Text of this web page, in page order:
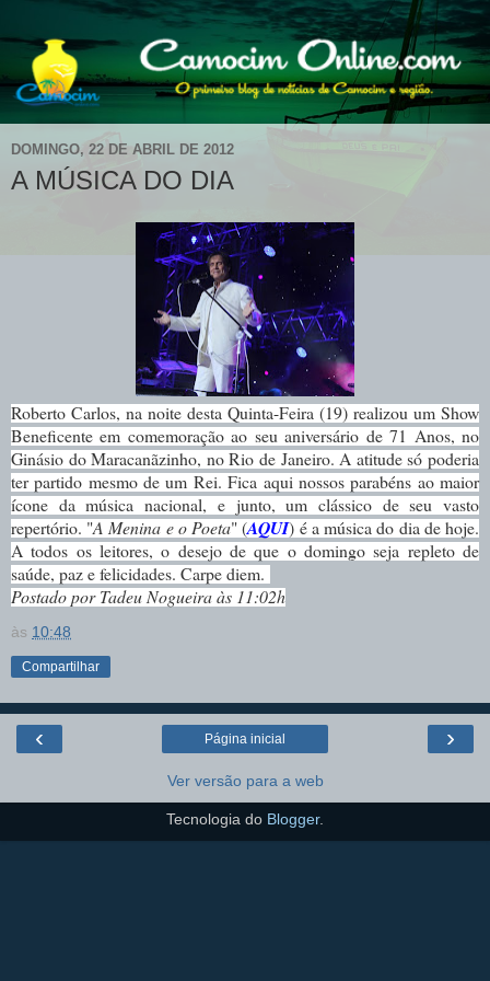
DOMINGO, 22 DE ABRIL DE 2012
A MÚSICA DO DIA
Roberto Carlos, na noite desta Quinta-Feira (19) realizou um Show
Beneficente em comemoração ao seu aniversário de 71 Anos, no
Ginásio do Maracanãzinho, no Rio de Janeiro. A atitude só poderia
ter partido mesmo de um Rei. Fica aqui nossos parabéns ao maior
ícone da música nacional, e junto, um clássico de seu vasto
repertório. "A Menina e o Poeta" (AQUI) é a música do dia de hoje.
A todos os leitores, o desejo de que o domingo seja repleto de
saúde, paz e felicidades. Carpe diem.
Postado por Tadeu Nogueira às 11:02h
às 10:48
Compartilhar
‹ ›
Página inicial
Ver versão para a web
Tecnologia do Blogger.